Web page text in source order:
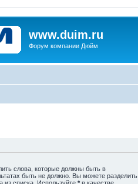
www.duim.ru
Форум компании Дюйм
слова, которые должны быть в
быть не должно. Вы можете разделить